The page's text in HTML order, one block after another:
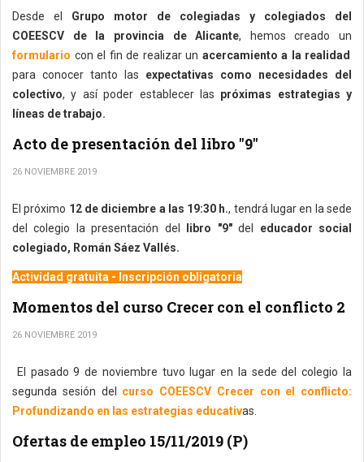
Desde el Grupo motor de colegiadas y colegiados del
COEESCV de la provincia de Alicante, hemos creado un
formulario con el fin de realizar un acercamiento a la realidad
para conocer tanto las expectativas como necesidades del
colectivo, y así poder establecer las próximas estrategias y
líneas de trabajo.
Acto de presentación del libro "9"
26 NOVIEMBRE 2019
El próximo 12 de diciembre a las 19:30 h., tendrá lugar en la sede
del colegio la presentación del
libro "9"del educador social
colegiado, Román Sáez Vallés.
Actividad gratuita - Inscripción obligatoria
Momentos del curso Crecer con el conflicto 2
26 NOVIEMBRE 2019
El pasado 9 de noviembre tuvo lugar en la sede del colegio la
segunda sesión del curso COEESCV Crecer con el conflicto:
Profundizando en las estrategias educativas.
Ofertas de empleo 15/11/2019 (P)